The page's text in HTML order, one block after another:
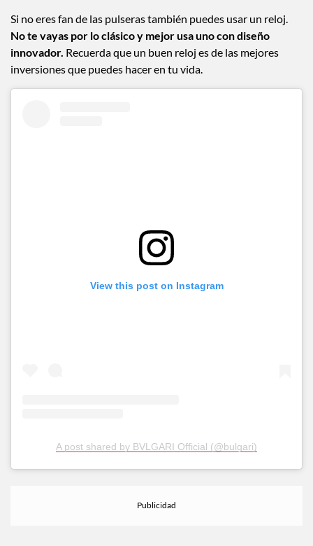
Si no eres fan de las pulseras también puedes usar un reloj.
No te vayas por lo clásico y mejor usa uno con diseño
innovador. Recuerda que un buen reloj es de las mejores
inversiones que puedes hacer en tu vida.
View this post on Instagram
A post shared by BVLGARI Official (@bulgari)